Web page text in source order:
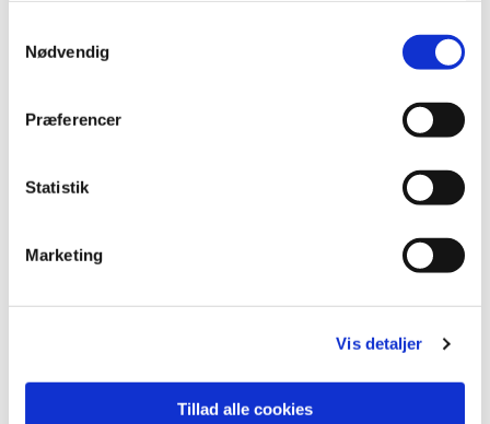
Nødvendig
Præferencer
Statistik
Marketing
Vis detaljer
Tillad alle cookies
Anders Vestergaard